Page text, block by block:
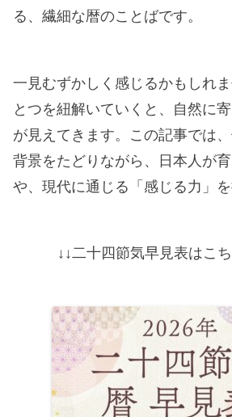
る、繊細な暦のことばです。
一見むずかしく感じるかもしれ
とつを紐解いていくと、自然に
が見えてきます。この記事では
背景をたどりながら、日本人が
や、現代に通じる「感じる力」を
↓↓二十四節気早見表はこ